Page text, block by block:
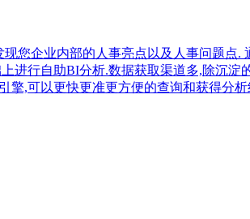
您企业内部的人事亮点以及人事问题
进行自助BI分析.数据获取渠道多,除沉
擎,可以更快更准更方便的查询和获得分